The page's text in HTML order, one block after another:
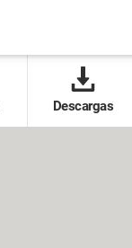
Descargas